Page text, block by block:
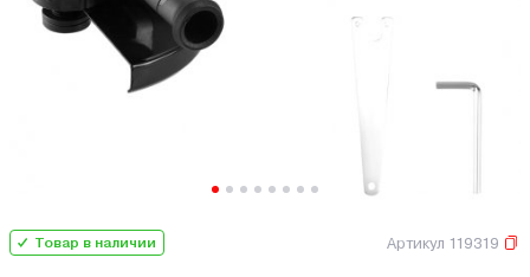
Товар в наличии Артикул 119319